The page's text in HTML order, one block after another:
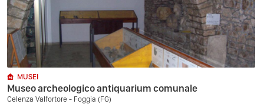
MUSEI
Museo archeologico antiquarium comunale
Celenza Valfortore - Foggia (FG)